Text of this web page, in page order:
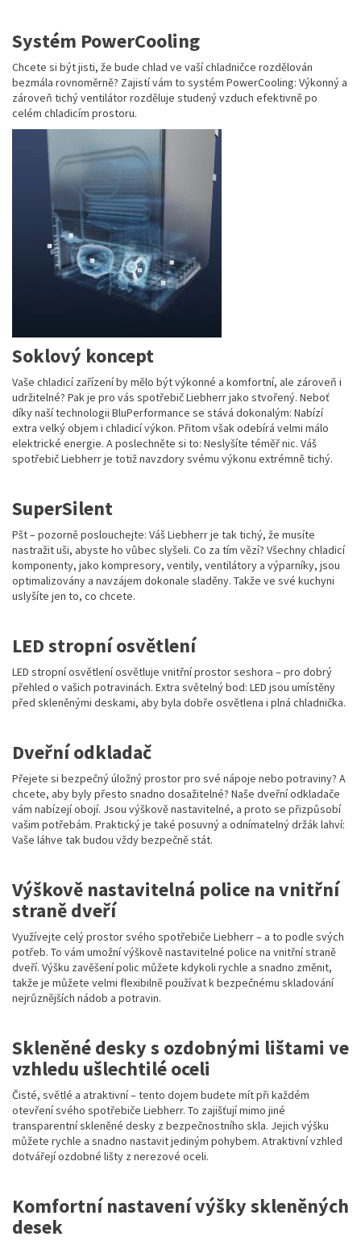
Systém PowerCooling
Chcete si být jisti, že bude chlad ve vaší chladničce rozdělován
bezmála rovnoměrně? Zajistí vám to systém PowerCooling: Výkonný a
zároveň tichý ventilátor rozděluje studený vzduch efektivně po
celém chladicím prostoru.
Soklový koncept
Vaše chladicí zařízení by mělo být výkonné a komfortní, ale zároveň i
udržitelné? Pak je pro vás spotřebič Liebherr jako stvořený. Neboť
díky naší technologii BluPerformance se stává dokonalým: Nabízí
extra velký objem i chladicí výkon. Přitom však odebírá velmi málo
elektrické energie. A poslechněte si to: Neslyšíte téměř nic. Váš
spotřebič Liebherr je totiž navzdory svému výkonu extrémně tichý.
SuperSilent
Pšt – pozorně poslouchejte: Váš Liebherr je tak tichý, že musíte
nastražit uši, abyste ho vůbec slyšeli. Co za tím vězí? Všechny chladicí
komponenty, jako kompresory, ventily, ventilátory a výparníky, jsou
optimalizovány a navzájem dokonale sladěny. Takže ve své kuchyni
uslyšíte jen to, co chcete.
LED stropní osvětlení
LED stropní osvětlení osvětluje vnitřní prostor seshora – pro dobrý
přehled o vašich potravinách. Extra světelný bod: LED jsou umístěny
před skleněnými deskami, aby byla dobře osvětlena i plná chladnička.
Dveřní odkladač
Přejete si bezpečný úložný prostor pro své nápoje nebo potraviny? A
chcete, aby byly přesto snadno dosažitelné? Naše dveřní odkladače
vám nabízejí obojí. Jsou výškově nastavitelné, a proto se přizpůsobí
vašim potřebám. Praktický je také posuvný a odnímatelný držák lahví:
Vaše láhve tak budou vždy bezpečně stát.
Výškově nastavitelná police na vnitřní
straně dveří
Využívejte celý prostor svého spotřebiče Liebherr – a to podle svých
potřeb. To vám umožní výškově nastavitelné police na vnitřní straně
dveří. Výšku zavěšení polic můžete kdykoli rychle a snadno změnit,
takže je můžete velmi flexibilně používat k bezpečnému skladování
nejrůznějších nádob a potravin.
Skleněné desky s ozdobnými lištami ve
vzhledu ušlechtilé oceli
Čisté, světlé a atraktivní – tento dojem budete mít při každém
otevření svého spotřebiče Liebherr. To zajišťují mimo jiné
transparentní skleněné desky z bezpečnostního skla. Jejich výšku
můžete rychle a snadno nastavit jediným pohybem. Atraktivní vzhled
dotvářejí ozdobné lišty z nerezové oceli.
Komfortní nastavení výšky skleněných
desek